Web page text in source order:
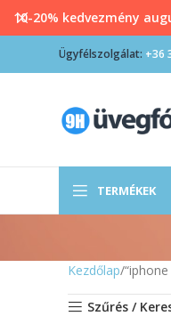
Ügyfélszolgálat: +36
TERMÉKEK
Kezdőlap
Szűrés /
10-20% kedvezmény